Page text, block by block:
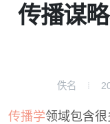
传播谋
佚名
传播学领域包含